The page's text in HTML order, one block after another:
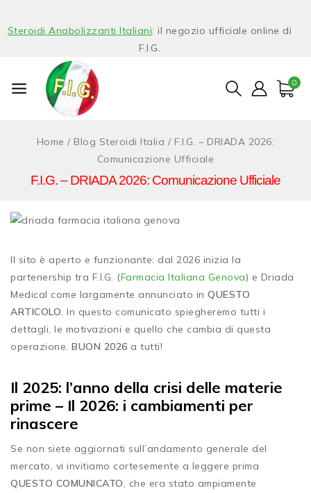
Steroidi Anabolizzanti Italiani: il negozio ufficiale online di
F.I.G.
0
Home / Blog Steroidi Italia / F.I.G. – DRIADA 2026:
Comunicazione Ufficiale
F.I.G. – DRIADA 2026: Comunicazione Ufficiale
Il sito è aperto e funzionante: dal 2026 inizia la
partenership tra F.I.G. (Farmacia Italiana Genova) e Driada
Medical come largamente annunciato in QUESTO
ARTICOLO . In questo comunicato spiegheremo tutti i
dettagli, le motivazioni e quello che cambia di questa
operazione. BUON 2026 a tutti!
Il 2025: l’anno della crisi delle materie
prime – Il 2026: i cambiamenti per
rinascere
Se non siete aggiornati sull’andamento generale del
mercato, vi invitiamo cortesemente a leggere prima
QUESTO COMUNICATO , che era stato ampiamente